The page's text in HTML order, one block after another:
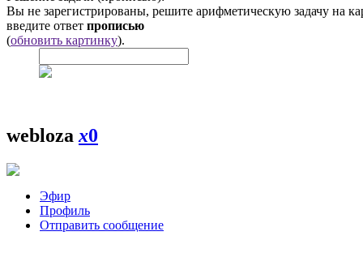
Вы не зарегистрированы, решите арифметическую задачу на
введите ответ прописью
(обновить картинку).
weblozax0
Эфир
Профиль
Отправить сообщение